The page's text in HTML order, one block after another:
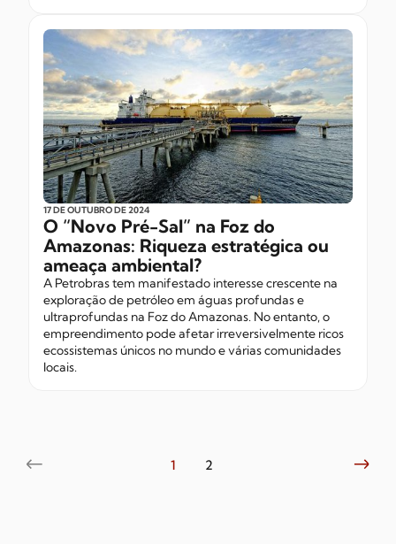
17 DE OUTUBRODE 2024
O “Novo Pré-Sal” na Foz do
Amazonas: Riqueza estratégica ou
ameaça ambiental?
A Petrobras tem manifestado interesse crescente na
exploração de petróleo em águas profundas e
ultraprofundas na Foz do Amazonas. No entanto, o
empreendimento pode afetar irreversivelmente ricos
ecossistemas únicos no mundo e várias comunidades
locais.
1 2